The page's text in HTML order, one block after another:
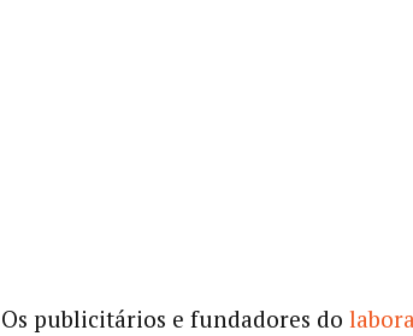
Os publicitários e fundadores do